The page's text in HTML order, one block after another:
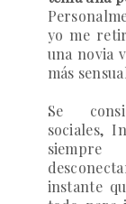
yo me
una novia
más
Se
sociales,
siempre
instante